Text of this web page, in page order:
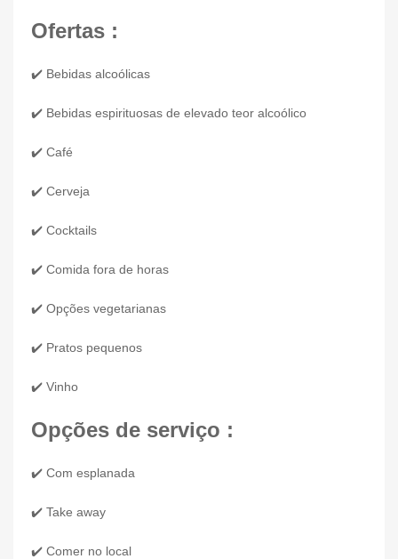
Ofertas :
✔️ Bebidas alcoólicas
✔️ Bebidas espirituosas de elevado teor alcoólico
✔️ Café
✔️ Cerveja
✔️ Cocktails
✔️ Comida fora de horas
✔️ Opções vegetarianas
✔️ Pratos pequenos
✔️ Vinho
Opções de serviço :
✔️ Com esplanada
✔️ Take away
✔️ Comer no local